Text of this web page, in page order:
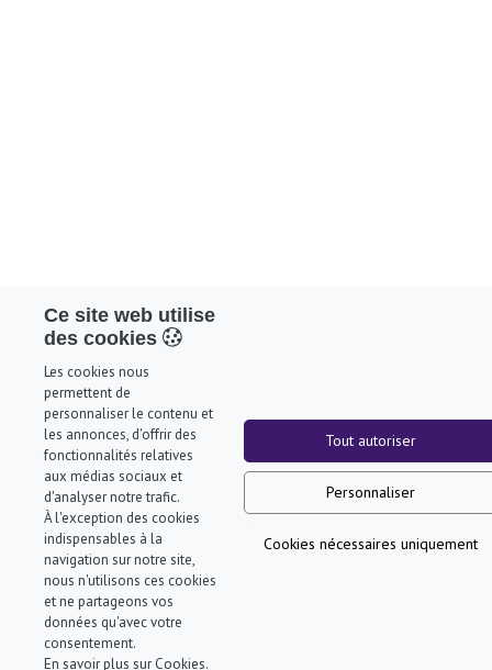
Ce site web utilise
des cookies
Les cookies nous
permettent de
personnaliser le contenu et
les annonces, d'offrir des
fonctionnalités relatives
aux médias sociaux et
d'analyser notre trafic.
À l'exception des cookies
indispensables à la
navigation sur notre site,
nous n'utilisons ces cookies
et ne partageons vos
données qu'avec votre
consentement.
En savoir plus sur Cookies.
Tout autoriser
Personnaliser
Cookies nécessaires uniquement